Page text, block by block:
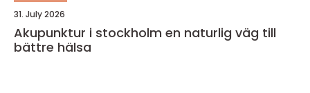
31. July 2026
Akupunktur i stockholm en naturlig väg till
bättre hälsa